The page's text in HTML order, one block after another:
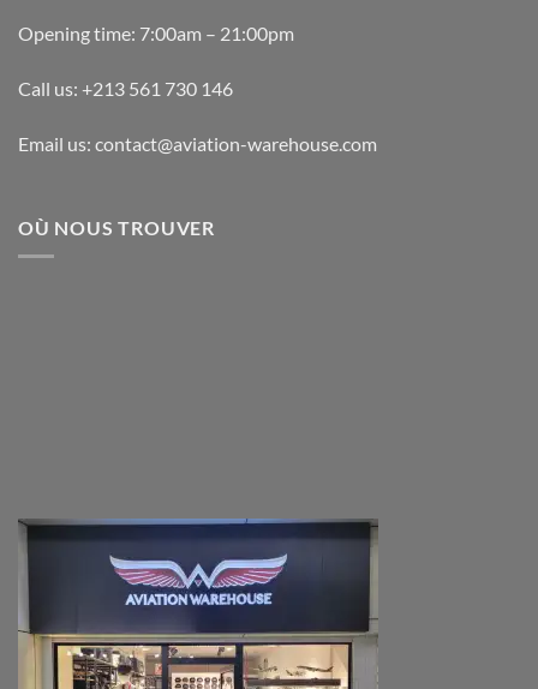
Opening time: 7:00am – 21:00pm
Call us: +213 561 730 146
Email us: contact@aviation-warehouse.com
OÙ NOUS TROUVER